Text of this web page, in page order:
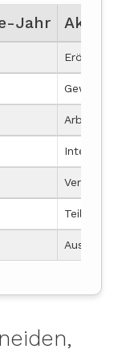
Jahr
Eröffnung
Arbeit mit
Teilnahme